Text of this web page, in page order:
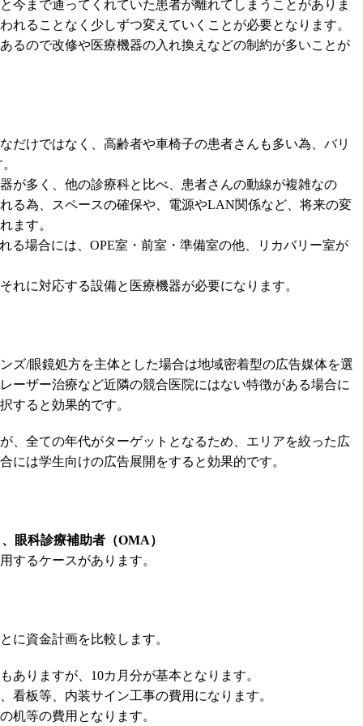
今まで通ってくれていた患者が離れてしまうことがありま
れることなく少しずつ変えていくことが必要となります。
るので改修や医療機器の入れ換えなどの制約が多いことが
だけではなく、高齢者や車椅子の患者さんも多い為、バリ
が多く、他の診療科と比べ、患者さんの動線が複雑なの
る為、スペースの確保や、電源やLAN関係など、将来の変
ます。
る場合には、OPE室・前室・準備室の他、リカバリー室が
れに対応する設備と医療機器が必要になります。
ズ/眼鏡処方を主体とした場合は地域密着型の広告媒体を選
ーザー治療など近隣の競合医院にはない特徴がある場合に
すると効果的です。
、全ての年代がターゲットとなるため、エリアを絞った広
には学生向けの広告展開をすると効果的です。
眼科診療補助者（OMA）
するケースがあります。
に資金計画を比較します。
ありますが、10カ月分が基本となります。
看板等、内装サイン工事の費用になります。
机等の費用となります。